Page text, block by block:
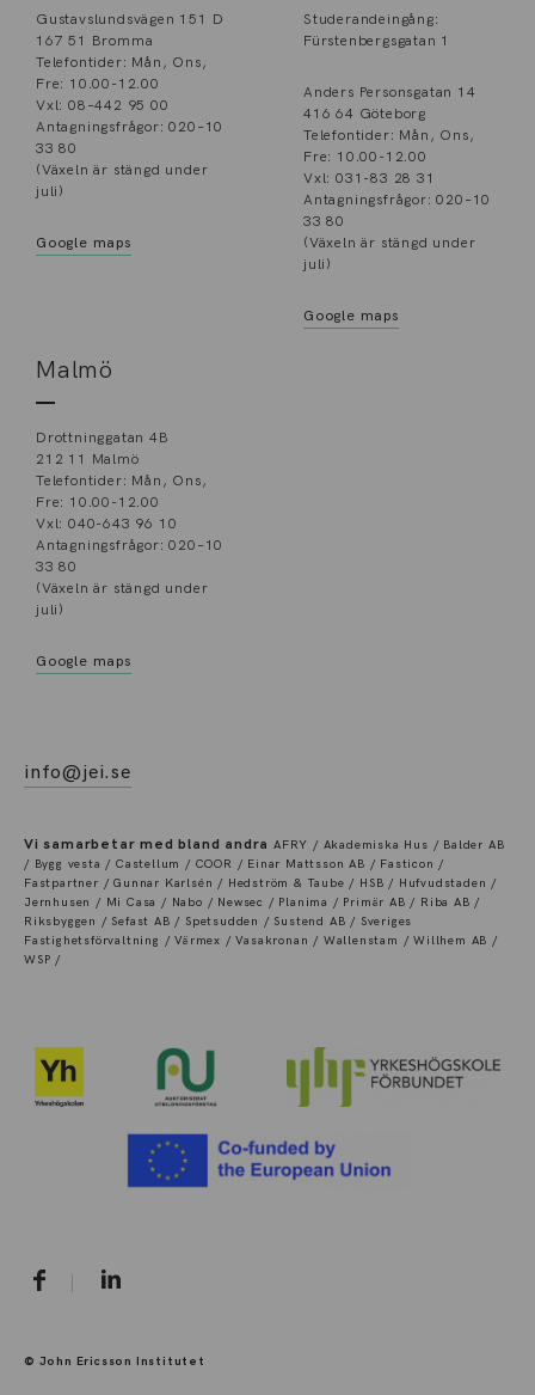
Gustavslundsvägen 151 D
167 51 Bromma
Telefontider: Mån, Ons,
Fre: 10.00-12.00
Vxl: 08–442 95 00
Antagningsfrågor: 020–10
33 80
(Växeln är stängd under
juli)
Google maps
Studerandeingång:
Fürstenbergsgatan 1
Anders Personsgatan 14
416 64 Göteborg
Telefontider: Mån, Ons,
Fre: 10.00-12.00
Vxl: 031-83 28 31
Antagningsfrågor: 020–10
33 80
(Växeln är stängd under
juli)
Google maps
Malmö
Drottninggatan 4B
212 11 Malmö
Telefontider: Mån, Ons,
Fre: 10.00-12.00
Vxl: 040-643 96 10
Antagningsfrågor: 020–10
33 80
(Växeln är stängd under
juli)
Google maps
info@jei.se
Vi samarbetar med bland andra AFRY / Akademiska Hus / Balder AB
/ Bygg vesta / Castellum / COOR / Einar Mattsson AB / Fasticon /
Fastpartner / Gunnar Karlsén / Hedström & Taube / HSB / Hufvudstaden /
Jernhusen / Mi Casa / Nabo / Newsec / Planima / Primär AB / Riba AB /
Riksbyggen / Sefast AB / Spetsudden / Sustend AB / Sveriges
Fastighetsförvaltning / Värmex / Vasakronan / Wallenstam / Willhem AB /
WSP /
© John Ericsson Institutet